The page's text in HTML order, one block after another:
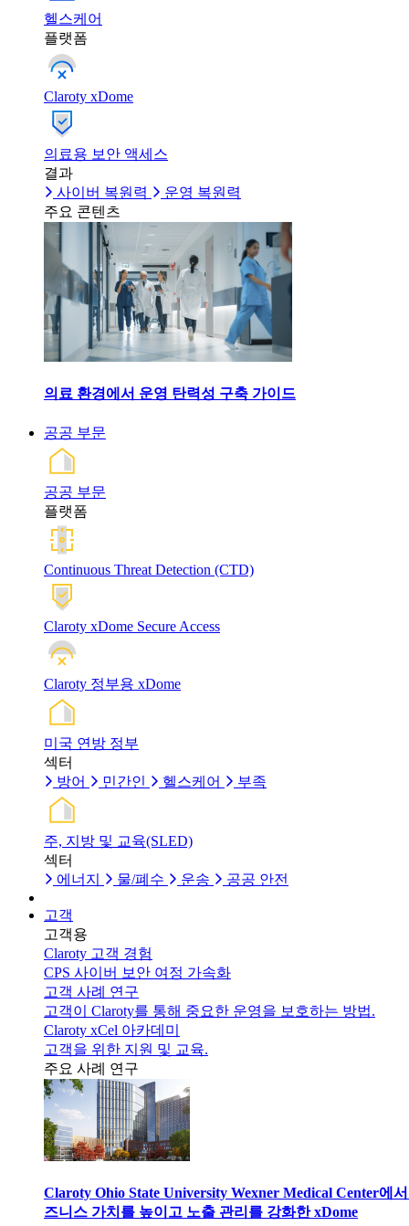
헬스케어
플랫폼
Claroty xDome
의료용 보안 액세스
결과
사이버 복원력
운영 복원력
주요 콘텐츠
의료 환경에서 운영 탄력성 구축 가이드
공공 부문
공공 부문
플랫폼
Continuous Threat Detection (CTD)
Claroty xDome Secure Access
Claroty 정부용 xDome
미국 연방 정부
섹터
방어
민간인 헬스케어 부족
주, 지방 및 교육(SLED)
섹터
에너지
물/폐수 운송 공공 안전
고객
고객용
Claroty 고객 경험
CPS 사이버 보안 여정 가속화
고객 사례 연구
고객이 Claroty를 통해 중요한 운영을 보호하는 방법.
Claroty xCel 아카데미
고객을 위한 지원 및 교육.
주요 사례 연구
Claroty Ohio State University Wexner Medical Center에
즈니스 가치를 높이고 노출 관리를 강화한 xDome